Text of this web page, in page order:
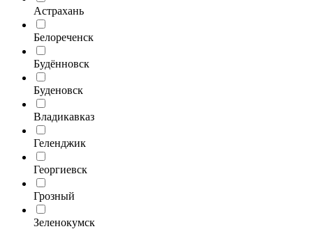
Астрахань
Белореченск
Будённовск
Буденовск
Владикавказ
Геленджик
Георгиевск
Грозный
Зеленокумск